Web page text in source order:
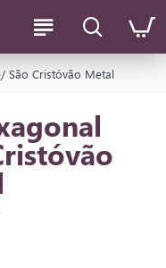
São Cristóvão Metal